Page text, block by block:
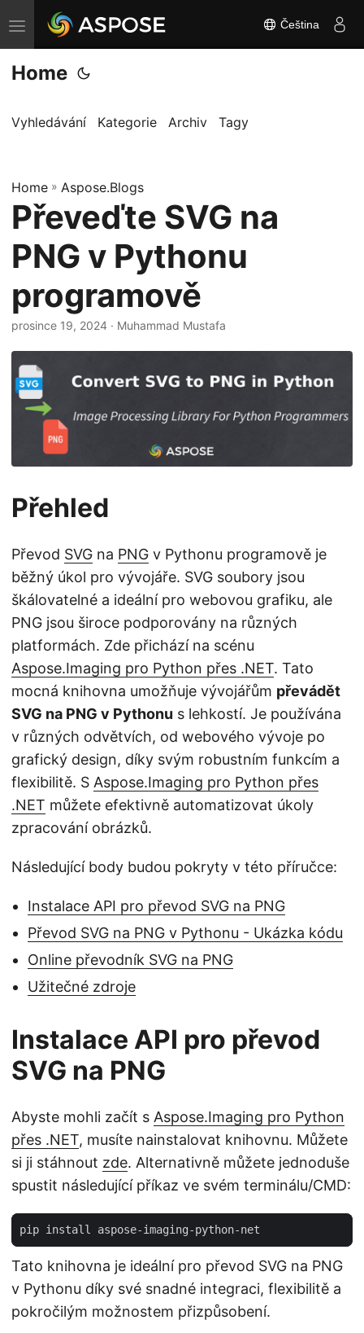
P
ř
e
n
t
n
a
v
g
a
c
i
Čeština
Home
Vyhledávání Kategorie Archiv Tagy
Home » Aspose.Blogs
Převeďte SVG na
PNG v Pythonu
programově
prosince 19, 2024 · Muhammad Mustafa
Přehled
Převod SVG na PNG v Pythonu programově je
běžný úkol pro vývojáře. SVG soubory jsou
škálovatelné a ideální pro webovou grafiku, ale
PNG jsou široce podporovány na různých
platformách. Zde přichází na scénu
Aspose.Imaging pro Python přes .NET. Tato
mocná knihovna umožňuje vývojářům převádět
SVG na PNG v Pythonu s lehkostí. Je používána
v různých odvětvích, od webového vývoje po
grafický design, díky svým robustním funkcím a
flexibilitě. S Aspose.Imaging pro Python přes
.NET můžete efektivně automatizovat úkoly
zpracování obrázků.
Následující body budou pokryty v této příručce:
Instalace API pro převod SVG na PNG
Převod SVG na PNG v Pythonu - Ukázka kódu
Online převodník SVG na PNG
Užitečné zdroje
Instalace API pro převod
SVG na PNG
Abyste mohli začít s Aspose.Imaging pro Python
přes .NET, musíte nainstalovat knihovnu. Můžete
si ji stáhnout zde. Alternativně můžete jednoduše
spustit následující příkaz ve svém terminálu/CMD:
Tato knihovna je ideální pro převod SVG na PNG
v Pythonu díky své snadné integraci, flexibilitě a
pokročilým možnostem přizpůsobení.